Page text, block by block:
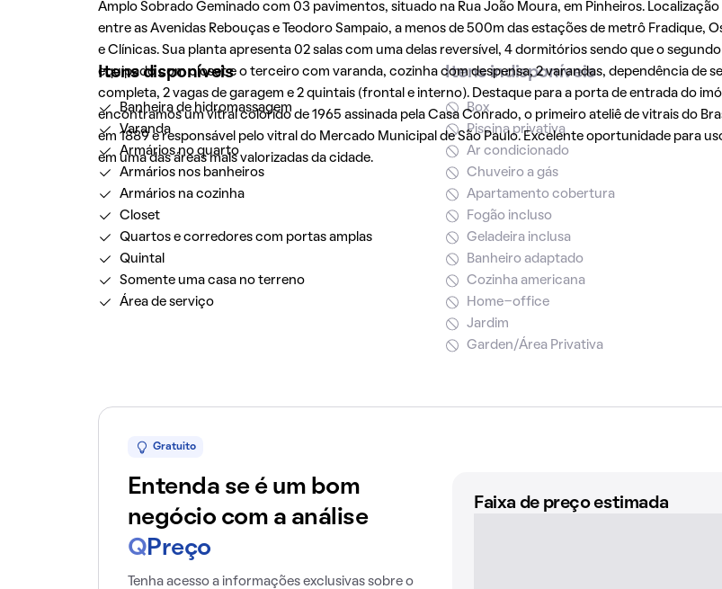
Amplo Sobrado Geminado com 03 pavimentos, situado na Rua João Moura, em Pinheiros.
entre as Avenidas Rebouças e Teodoro Sampaio, a menos de 500m das estações de metrô Fradique,
e Clínicas. Sua planta apresenta 02 salas com uma delas reversível, 4 dormitórios sendo que o
equipado com closet e o terceiro com varanda, cozinha com despensa, 2 varandas, dependência de
completa, 2 vagas de garagem e 2 quintais (frontal e interno). Destaque para a porta de entrada do
encontramos um vitral colorido de 1965 assinada pela Casa Conrado, o primeiro ateliê de vitrais do
em 1889 e responsável pelo vitral do Mercado Municipal de São Paulo. Excelente oportunidade para
em uma das áreas mais valorizadas da cidade.
Itens disponíveis
Banheira de hidromassagem
Varanda
Armários no quarto
Armários nos banheiros
Armários na cozinha
Closet
Quartos e corredores com portas amplas
Quintal
Somente uma casa no terreno
Área de serviço
Itens indisponíveis
Box
Piscina privativa
Ar condicionado
Chuveiro a gás
Apartamento cobertura
Fogão incluso
Geladeira inclusa
Banheiro adaptado
Cozinha americana
Home-office
Jardim
Garden/Área Privativa
Gratuito
Entenda se é um bom
negócio com a análise
Q Preço
Tenha acesso a informações exclusivas sobre o
Faixa de preço estimada